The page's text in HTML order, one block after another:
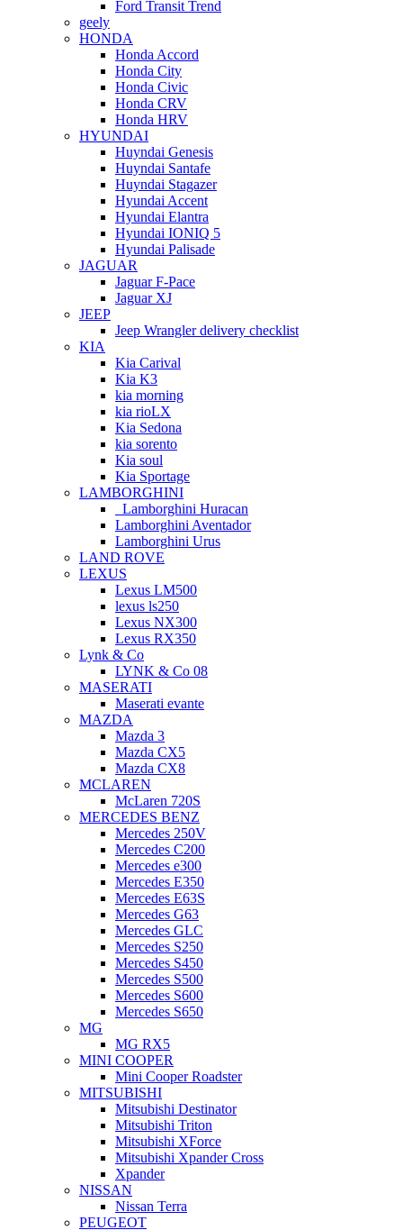
Ford Transit Trend
geely
HONDA
Honda Accord
Honda City
Honda Civic
Honda CRV
Honda HRV
HYUNDAI
Huyndai Genesis
Huyndai Santafe
Huyndai Stagazer
Hyundai Accent
Hyundai Elantra
Hyundai IONIQ 5
Hyundai Palisade
JAGUAR
Jaguar F-Pace
Jaguar XJ
JEEP
Jeep Wrangler delivery checklist
KIA
Kia Carival
Kia K3
kia morning
kia rioLX
Kia Sedona
kia sorento
Kia soul
Kia Sportage
LAMBORGHINI
Lamborghini Huracan
Lamborghini Aventador
Lamborghini Urus
LAND ROVE
LEXUS
Lexus LM500
lexus ls250
Lexus NX300
Lexus RX350
Lynk & Co
LYNK & Co 08
MASERATI
Maserati evante
MAZDA
Mazda 3
Mazda CX5
Mazda CX8
MCLAREN
McLaren 720S
MERCEDES BENZ
Mercedes 250V
Mercedes C200
Mercedes e300
Mercedes E350
Mercedes E63S
Mercedes G63
Mercedes GLC
Mercedes S250
Mercedes S450
Mercedes S500
Mercedes S600
Mercedes S650
MG
MG RX5
MINI COOPER
Mini Cooper Roadster
MITSUBISHI
Mitsubishi Destinator
Mitsubishi Triton
Mitsubishi XForce
Mitsubishi Xpander Cross
Xpander
NISSAN
Nissan Terra
PEUGEOT